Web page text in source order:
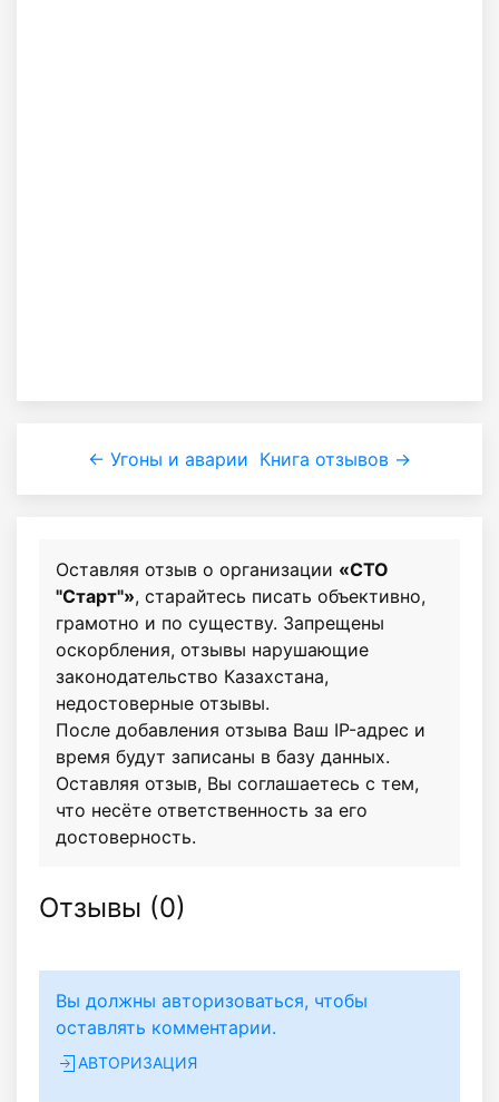
← Угоны и аварии Книга отзывов →
Оставляя отзыв о организации «СТО
"Старт"», старайтесь писать объективно,
грамотно и по существу. Запрещены
оскорбления, отзывы нарушающие
законодательство Казахстана,
недостоверные отзывы.
После добавления отзыва Ваш IP-адрес и
время будут записаны в базу данных.
Оставляя отзыв, Вы соглашаетесь с тем,
что несёте ответственность за его
достоверность.
Отзывы (0)
Вы должны авторизоваться, чтобы
оставлять комментарии.
АВТОРИЗАЦИЯ